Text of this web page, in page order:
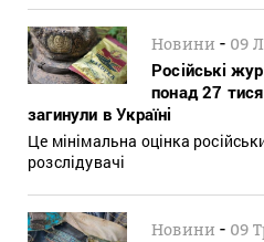
Новини - 09
Російські
понад 27
загинули в Україні
Це мінімальна оцінка
розслідувачі
Новини - 09